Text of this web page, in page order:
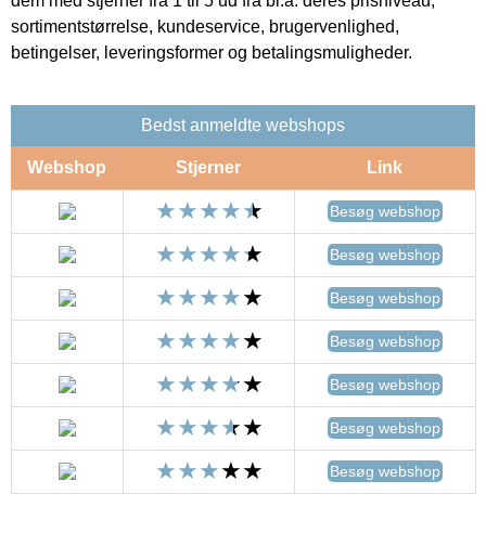
sortimentstørrelse, kundeservice, brugervenlighed,
betingelser, leveringsformer og betalingsmuligheder.
Bedst anmeldte webshops
Webshop Stjerner Link
Besøg webshop
Besøg webshop
Besøg webshop
Besøg webshop
Besøg webshop
Besøg webshop
Besøg webshop